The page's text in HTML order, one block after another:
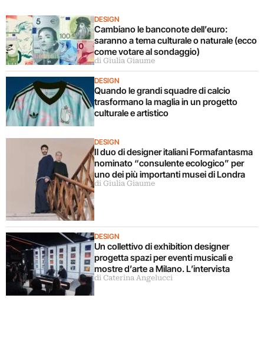
DESIGN
Cambiano le banconote dell’euro:
saranno a tema culturale o naturale (ecco
come votare al sondaggio)
di Giulia Giaume
DESIGN
Quando le grandi squadre di calcio
trasformano la maglia in un progetto
culturale e artistico
DESIGN
Il duo di designer italiani Formafantasma
nominato “consulente ecologico” per
uno dei più importanti musei di Londra
di Giulia Giaume
DESIGN
Un collettivo di exhibition designer
progetta spazi per eventi musicali e
mostre d’arte a Milano. L’intervista
di Caterina Angelucci